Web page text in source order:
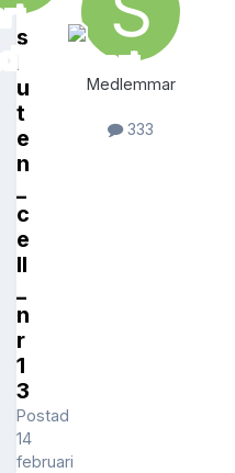
s
l
u
t
e
n
_
c
e
ll
_
n
r
1
3
Postad
14
februari
Medlemmar
333